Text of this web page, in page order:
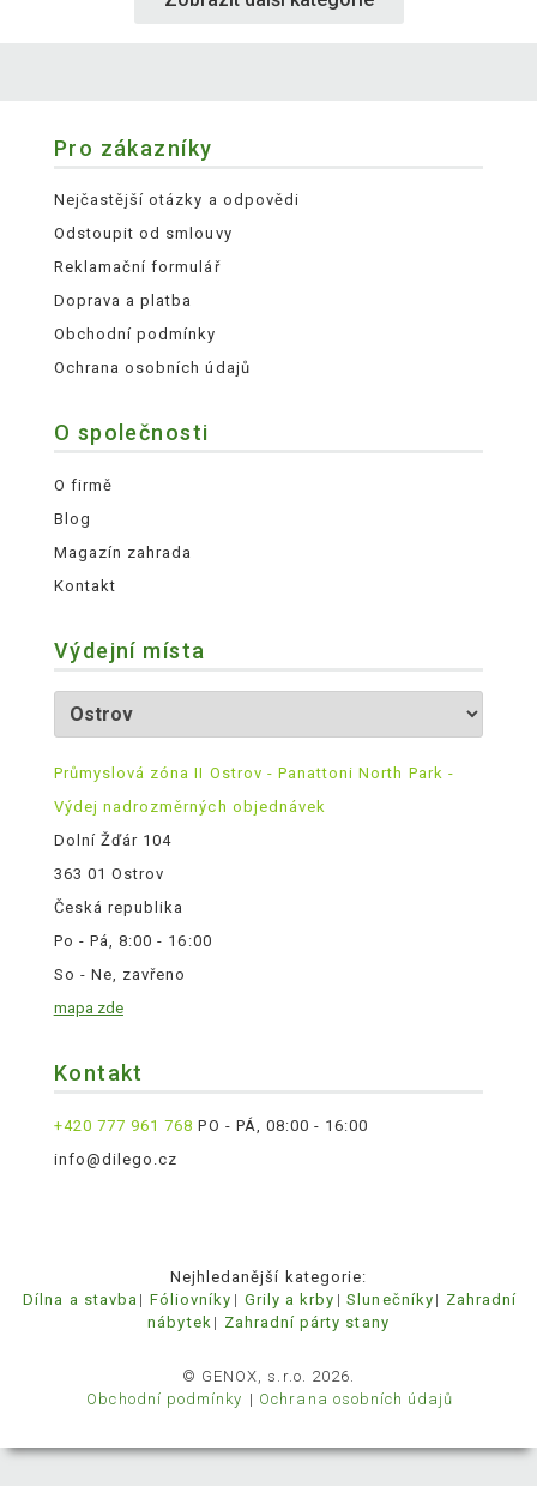
Pro zákazníky
Nejčastější otázky a odpovědi
Odstoupit od smlouvy
Reklamační formulář
Doprava a platba
Obchodní podmínky
Ochrana osobních údajů
O společnosti
O firmě
Blog
Magazín zahrada
Kontakt
Výdejní místa
Průmyslová zóna II Ostrov - Panattoni North Park -
Výdej nadrozměrných objednávek
Dolní Žďár 104
363 01 Ostrov
Česká republika
Po - Pá, 8:00 - 16:00
So - Ne, zavřeno
mapa zde
Kontakt
+420 777 961 768 PO - PÁ, 08:00 - 16:00
info@dilego.cz
Nejhledanější kategorie:
Dílna a stavba
Fóliovníky Grily a krby Slunečníky
Zahradní
nábytek
Zahradní párty stany
© GENOX, s.r.o. 2026.
Obchodní podmínky
Ochrana osobních údajů